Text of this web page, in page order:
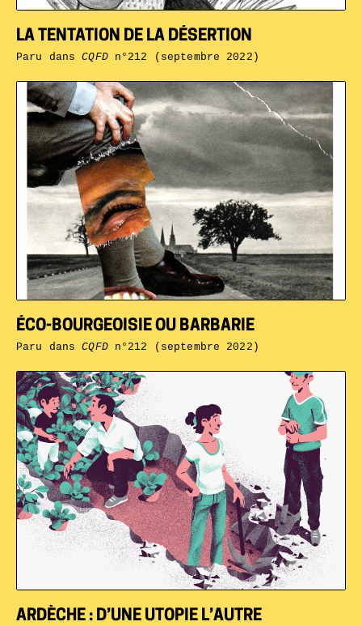
ARDÈCHE : D’UNE UTOPIE L’AUTRE
ÉCO-BOURGEOISIE OU BARBARIE
Paru dansCQFDn°212 (septembre 2022)
LA TENTATION DE LA DÉSERTION
Paru dansCQFDn°212 (septembre 2022)